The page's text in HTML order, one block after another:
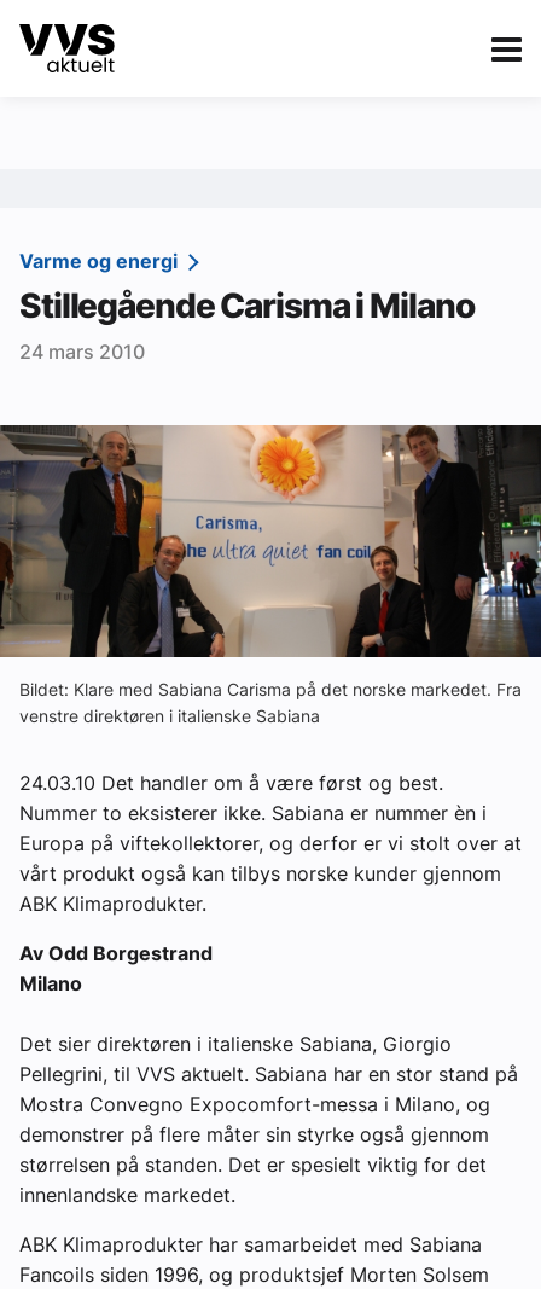
Kategorier
Sanitær
Ventilasjon
Varme og energi
Vann og avløp
Aktuelle prosjekter
Om VVS Aktuelt
Kontakt oss:
Abonner på fagbladet Byggfakta Nyheter
Annonsere i VVS Aktuelt
Kontakt oss
Tips oss
eBlad
Varme og energi
Stillegående Carisma i Milano
24 mars 2010
Bildet: Klare med Sabiana Carisma på det norske markedet. Fra
venstre direktøren i italienske Sabiana
24.03.10 Det handler om å være først og best.
Nummer to eksisterer ikke. Sabiana er nummer èn i
Europa på viftekollektorer, og derfor er vi stolt over at
vårt produkt også kan tilbys norske kunder gjennom
ABK Klimaprodukter.
Av Odd Borgestrand
Milano
Det sier direktøren i italienske Sabiana, Giorgio
Pellegrini, til VVS aktuelt. Sabiana har en stor stand på
Mostra Convegno Expocomfort-messa i Milano, og
demonstrer på flere måter sin styrke også gjennom
størrelsen på standen. Det er spesielt viktig for det
innenlandske markedet.
ABK Klimaprodukter har samarbeidet med Sabiana
Fancoils siden 1996, og produktsjef Morten Solsem